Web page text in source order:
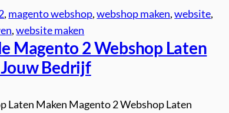
, magento webshop, webshop maken, website
, website maken
Magento 2 Webshop Laten
Bedrijf
Laten Maken Magento 2 Webshop Laten